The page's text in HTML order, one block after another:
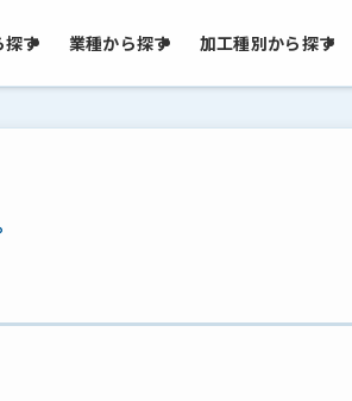
探す 業種から探す 加工種別から探す